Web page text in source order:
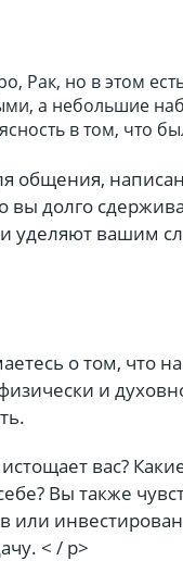
Рак, но в этом
а небольшие
в том, что
общения,
вы долго
уделяют вашим
о том, что
и
вас?
Вы также
или
< / p>